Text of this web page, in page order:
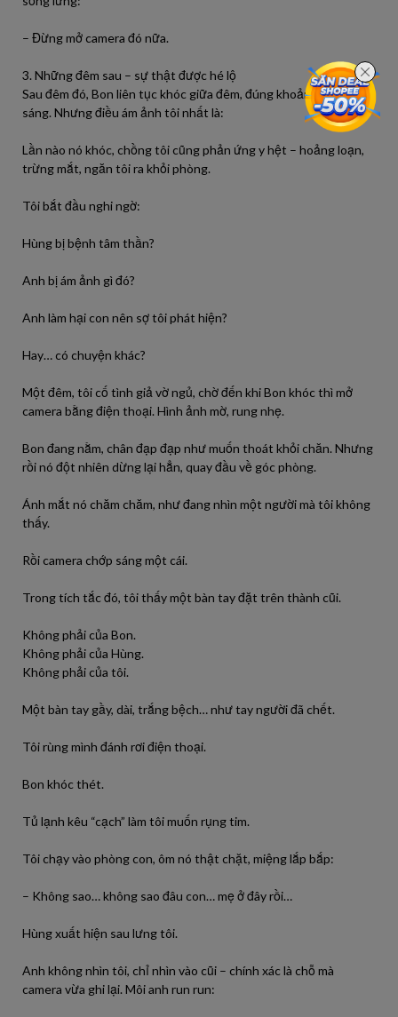
– Đừng mở camera đó nữa.
3. Những đêm sau – sự thật được hé lộ
Sau đêm đó, Bon liên tục khóc giữa đêm, đúng khoảng 2–3 giờ
sáng. Nhưng điều ám ảnh tôi nhất là:
Lần nào nó khóc, chồng tôi cũng phản ứng y hệt – hoảng loạn,
trừng mắt, ngăn tôi ra khỏi phòng.
Tôi bắt đầu nghi ngờ:
Hùng bị bệnh tâm thần?
Anh bị ám ảnh gì đó?
Anh làm hại con nên sợ tôi phát hiện?
Hay… có chuyện khác?
Một đêm, tôi cố tình giả vờ ngủ, chờ đến khi Bon khóc thì mở
camera bằng điện thoại. Hình ảnh mờ, rung nhẹ.
Bon đang nằm, chân đạp đạp như muốn thoát khỏi chăn. Nhưng
rồi nó đột nhiên dừng lại hẳn, quay đầu về góc phòng.
Ánh mắt nó chăm chăm, như đang nhìn một người mà tôi không
thấy.
Rồi camera chớp sáng một cái.
Trong tích tắc đó, tôi thấy một bàn tay đặt trên thành cũi.
Không phải của Bon.
Không phải của Hùng.
Không phải của tôi.
Một bàn tay gầy, dài, trắng bệch… như tay người đã chết.
Tôi rùng mình đánh rơi điện thoại.
Bon khóc thét.
Tủ lạnh kêu “cạch” làm tôi muốn rụng tim.
Tôi chạy vào phòng con, ôm nó thật chặt, miệng lắp bắp:
– Không sao… không sao đâu con… mẹ ở đây rồi…
Hùng xuất hiện sau lưng tôi.
Anh không nhìn tôi, chỉ nhìn vào cũi – chính xác là chỗ mà
camera vừa ghi lại. Môi anh run run: